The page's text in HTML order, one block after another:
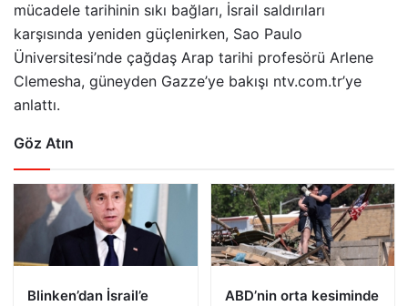
mücadele tarihinin sıkı bağları, İsrail saldırıları
karşısında yeniden güçlenirken, Sao Paulo
Üniversitesi’nde çağdaş Arap tarihi profesörü Arlene
Clemesha, güneyden Gazze’ye bakışı ntv.com.tr’ye
anlattı.
Göz Atın
Blinken’dan İsrail’e
ABD’nin orta kesiminde